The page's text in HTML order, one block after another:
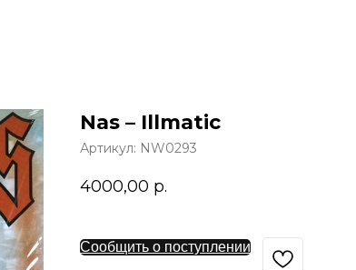
Nas – Illmatic
Артикул: NW0293
4000,00 р.
Сообщить о поступлении